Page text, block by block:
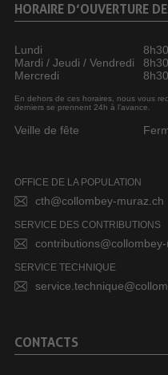
HORAIRE D’OUVERTURE
Lundi
Mardi / Jeudi / Vendredi
Mercredi
En dehors de ces horaires, nous vous
derniers se prennent 24h à l’avance.
Veille de fête
OFFICE DE LA POPULATION
cth@collombey-muraz.ch
SERVICE DES CONTRIBUTIONS
SERVICE TECHNIQUE
CONTACTS